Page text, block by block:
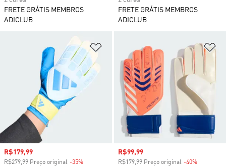
FRETE GRÁTIS MEMBROS
ADICLUB
FRETE GRÁTIS MEMBROS
ADICLUB
Adicionar à Lista de Desejos
Preço com desconto
R$179,99
R$279,99 Preço original -35%
Preço com desconto
R$99,99
R$179,99 Preço original -40%